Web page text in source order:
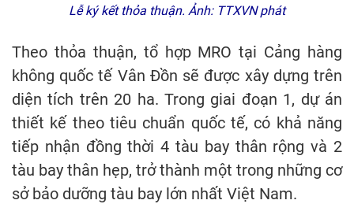
Lễ ký kết thỏa thuận. Ảnh: TTXVN phát
Theo thỏa thuận, tổ hợp MRO tại Cảng hàng
không quốc tế Vân Đồn sẽ được xây dựng trên
diện tích trên 20 ha. Trong giai đoạn 1, dự án
thiết kế theo tiêu chuẩn quốc tế, có khả năng
tiếp nhận đồng thời 4 tàu bay thân rộng và 2
tàu bay thân hẹp, trở thành một trong những cơ
sở bảo dưỡng tàu bay lớn nhất Việt Nam.